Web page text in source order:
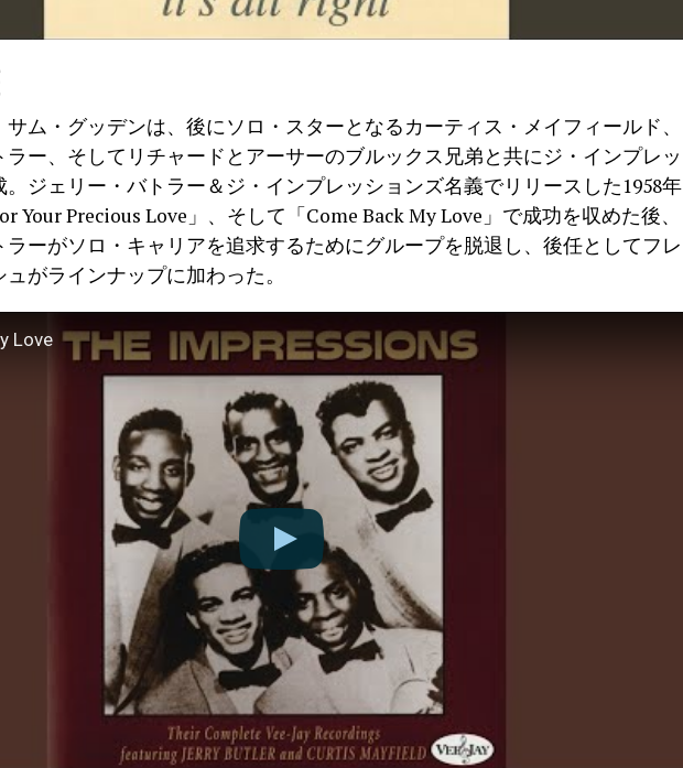
サム・グッデンは、後にソロ・スターとなるカーティス・メイフィールド、
ラー、そしてリチャードとアーサーのブルックス兄弟と共にジ・インプレッ
。ジェリー・バトラー＆ジ・インプレッションズ名義でリリースした1958年
Your Precious Love」、そして「Come Back My Love」で成功を収めた後、
ラーがソロ・キャリアを追求するためにグループを脱退し、後任としてフレ
がラインナップに加わった。
Love